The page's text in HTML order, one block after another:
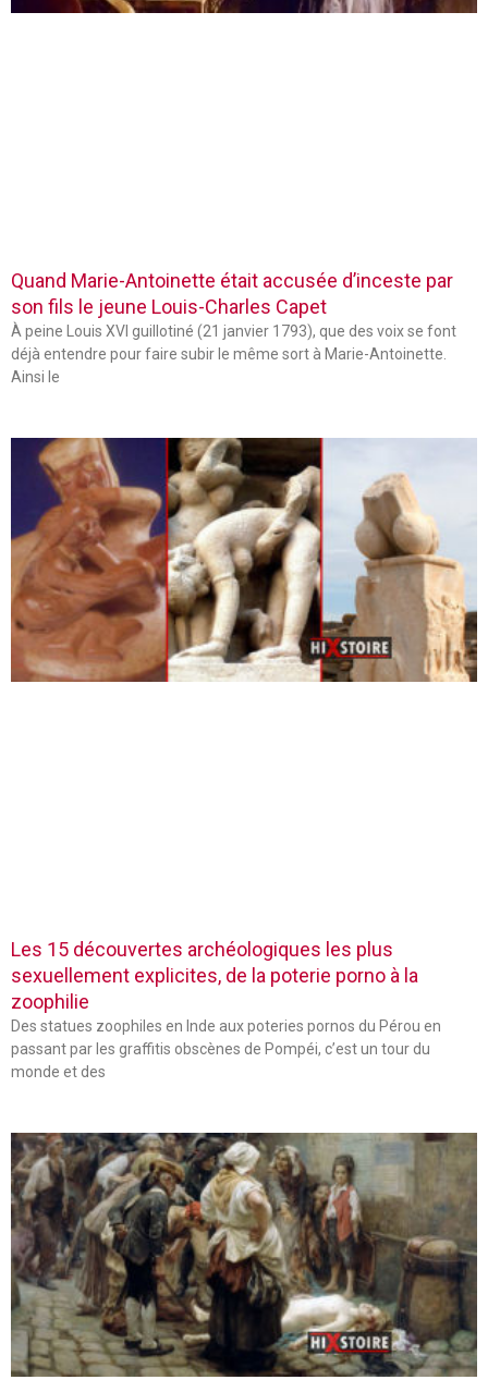
Quand Marie-Antoinette était accusée d’inceste par
son fils le jeune Louis-Charles Capet
À peine Louis XVI guillotiné (21 janvier 1793), que des voix se font
déjà entendre pour faire subir le même sort à Marie-Antoinette.
Ainsi le
Les 15 découvertes archéologiques les plus
sexuellement explicites, de la poterie porno à la
zoophilie
Des statues zoophiles en Inde aux poteries pornos du Pérou en
passant par les graffitis obscènes de Pompéi, c’est un tour du
monde et des